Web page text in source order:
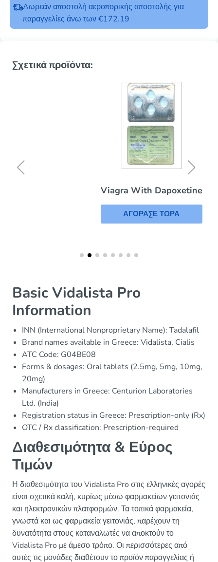
Δωρεάν αποστολή αεροπορικής αποστολής για
παραγγελίες άνω των €172.19
Σχετικά προϊόντα:
Viagra With Dapoxetine
ΑΓΟΡΑΣΕ ΤΩΡΑ
Basic Vidalista Pro
Information
INN (International Nonproprietary Name): Tadalafil
Brand names available in Greece: Vidalista, Cialis
ATC Code: G04BE08
Forms & dosages: Oral tablets (2.5mg, 5mg, 10mg,
20mg)
Manufacturers in Greece: Centurion Laboratories
Ltd. (India)
Registration status in Greece: Prescription-only (Rx)
OTC / Rx classification: Prescription-required
Διαθεσιμότητα & Εύρος
Τιμών
Η διαθεσιμότητα του Vidalista Pro στις ελληνικές αγορές
είναι σχετικά καλή, κυρίως μέσω φαρμακείων γειτονιάς
και ηλεκτρονικών πλατφορμών. Τα τοπικά φαρμακεία,
γνωστά και ως φαρμακεία γειτονιάς, παρέχουν τη
δυνατότητα στους καταναλωτές να αποκτούν το
Vidalista Pro με άμεσο τρόπο. Οι περισσότερες από
αυτές τις μονάδες διαθέτουν το προϊόν παραγγελίας ή